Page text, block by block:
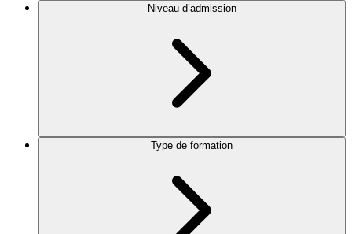
Niveau d’admission
Type de formation